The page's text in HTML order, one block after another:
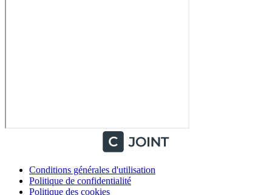
Conditions générales d'utilisation
Politique de confidentialité
Politique des cookies